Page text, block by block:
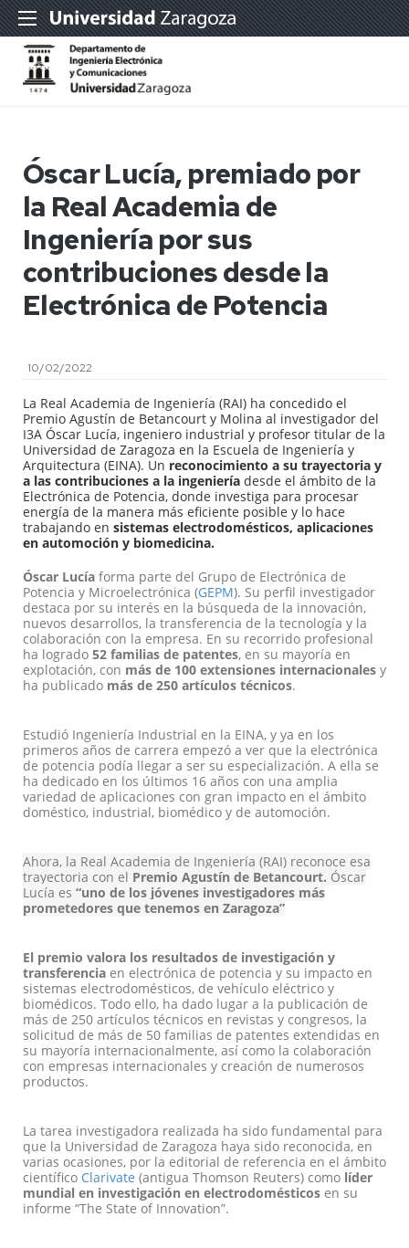
Óscar Lucía, premiado por
la Real Academia de
Ingeniería por sus
contribuciones desde la
Electrónica de Potencia
10/02/2022
La Real Academia de Ingeniería (RAI) ha concedido el
Premio Agustín de Betancourt y Molina al investigador del
I3A Óscar Lucía, ingeniero industrial y profesor titular de la
Universidad de Zaragoza en la Escuela de Ingeniería y
Arquitectura (EINA). Un reconocimiento a su trayectoria y
a las contribuciones a la ingeniería desde el ámbito de la
Electrónica de Potencia, donde investiga para procesar
energía de la manera más eficiente posible y lo hace
trabajando en sistemas electrodomésticos, aplicaciones
en automoción y biomedicina.
Óscar Lucía forma parte del Grupo de Electrónica de
Potencia y Microelectrónica (GEPM). Su perfil investigador
destaca por su interés en la búsqueda de la innovación,
nuevos desarrollos, la transferencia de la tecnología y la
colaboración con la empresa. En su recorrido profesional
ha logrado 52 familias de patentes, en su mayoría en
explotación, con más de 100 extensiones internacionales y
ha publicado más de 250 artículos técnicos.
Estudió Ingeniería Industrial en la EINA, y ya en los
primeros años de carrera empezó a ver que la electrónica
de potencia podía llegar a ser su especialización. A ella se
ha dedicado en los últimos 16 años con una amplia
variedad de aplicaciones con gran impacto en el ámbito
doméstico, industrial, biomédico y de automoción.
Ahora, la Real Academia de Ingeniería (RAI) reconoce esa
trayectoria con el Premio Agustín de Betancourt. Óscar
Lucía es “uno de los jóvenes investigadores más
prometedores que tenemos en Zaragoza”
El premio valora los resultados de investigación y
transferencia en electrónica de potencia y su impacto en
sistemas electrodomésticos, de vehículo eléctrico y
biomédicos. Todo ello, ha dado lugar a la publicación de
más de 250 artículos técnicos en revistas y congresos, la
solicitud de más de 50 familias de patentes extendidas en
su mayoría internacionalmente, así como la colaboración
con empresas internacionales y creación de numerosos
productos.
La tarea investigadora realizada ha sido fundamental para
que la Universidad de Zaragoza haya sido reconocida, en
varias ocasiones, por la editorial de referencia en el ámbito
científico Clarivate (antigua Thomson Reuters) como líder
mundial en investigación en electrodomésticos en su
informe “The State of Innovation”.